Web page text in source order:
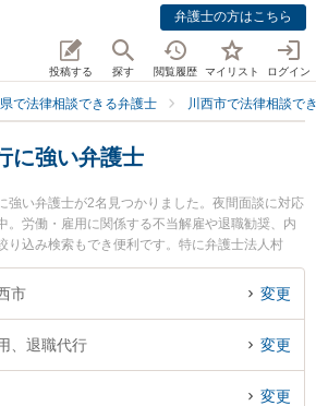
弁護士の方はこちら
投稿する 探す 閲覧履歴 マイリスト ログイン
で法律相談できる弁護士 川西市で法律相談で
に強い弁護士
強い弁護士が2名見つかりました。夜間面談に対応
。労働・雇用に関係する不当解雇や退職勧奨、内
り込み検索もでき便利です。特に弁護士法人村
オフィスの岩田 啓佑弁護士や川西能勢法律事務所
ィール情報や弁護士費用、強みなどが注目されて
職代行を法律相談できる川西市内の弁護士に相談
相談者さんにおすすめです。
市 変更
、退職代行 変更
変更